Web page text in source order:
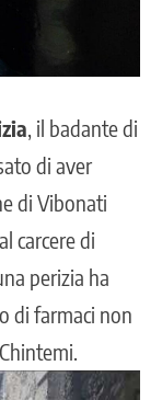
, il badante di
di aver
di Vibonati
carcere di
perizia ha
di farmaci non